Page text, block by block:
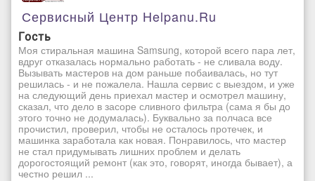
Сервисный Центр Helpanu.ru
Гость
Моя стиральная машина Samsung, которой всего пара лет,
вдруг отказалась нормально работать - не сливала воду.
Вызывать мастеров на дом раньше побаивалась, но тут
решилась - и не пожалела. Нашла сервис с выездом, и уже
на следующий день приехал мастер и осмотрел машину,
сказал, что дело в засоре сливного фильтра (сама я бы до
этого точно не додумалась). Буквально за полчаса все
прочистил, проверил, чтобы не осталось протечек, и
машинка заработала как новая. Понравилось, что мастер
не стал придумывать лишних проблем и делать
дорогостоящий ремонт (как это, говорят, иногда бывает), а
честно решил ...